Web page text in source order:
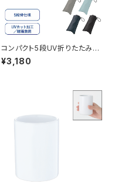
コンパクト5段UV折りたたみ傘
MG
¥3,180